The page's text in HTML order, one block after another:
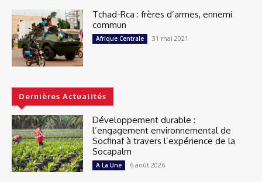
Tchad-Rca : frères d’armes, ennemi
commun
Afrique Centrale 31 mai 2021
Dernières Actualités
Développement durable :
l’engagement environnemental de
Socfinaf à travers l’expérience de la
Socapalm
A La Une 6 août 2026